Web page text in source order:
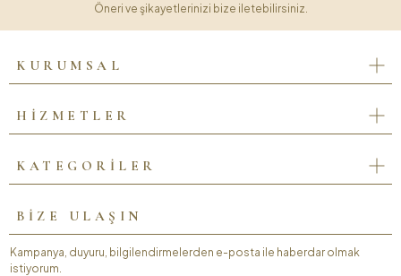
Öneri ve şikayetlerinizi bize iletebilirsiniz.
KURUMSAL
HİZMETLER
KATEGORİLER
BİZE ULAŞIN
Kampanya, duyuru, bilgilendirmelerden e-posta ile haberdar olmak
istiyorum.